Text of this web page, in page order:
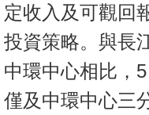
們
定收入及可觀回
投資策略。與長
中環中心相比，
僅及中環中心三